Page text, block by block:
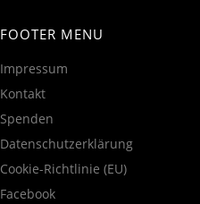
FOOTER MENU
Impressum
Kontakt
Spenden
Datenschutzerklärung
Cookie-Richtlinie (EU)
Facebook